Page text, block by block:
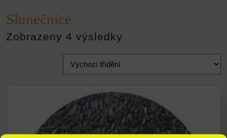
Slunečnice
Zobrazeny 4 výsledky